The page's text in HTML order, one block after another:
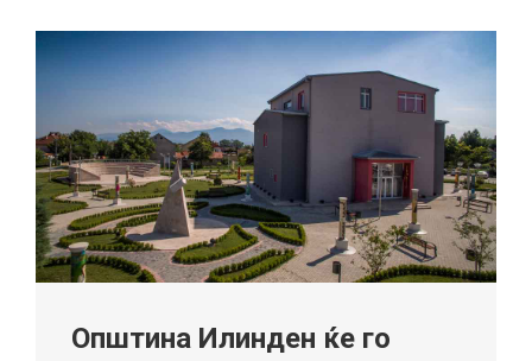
Општина Илинден ќе го